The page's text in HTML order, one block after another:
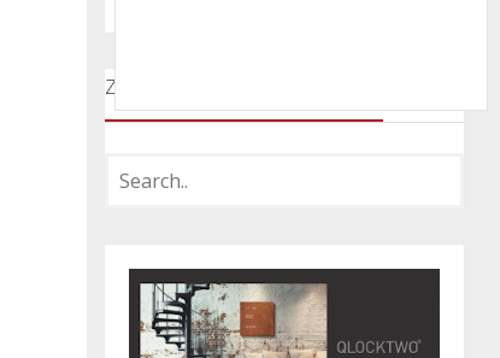
Zoeken door onze nieuwsartikelen